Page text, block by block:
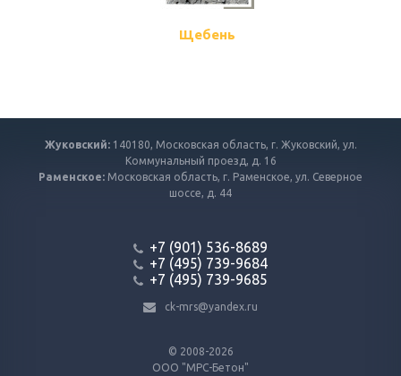
Щебень
© 2008-2026
ООО "МРС-Бетон"
Жуковский:140180, Московская область, г. Жуковский, ул.
Коммунальный проезд, д. 16
Раменское: Московская область, г. Раменское, ул. Северное
шоссе, д. 44
+7 (901) 536-8689
+7 (495) 739-9684
+7 (495) 739-9685
ck-mrs@yandex.ru